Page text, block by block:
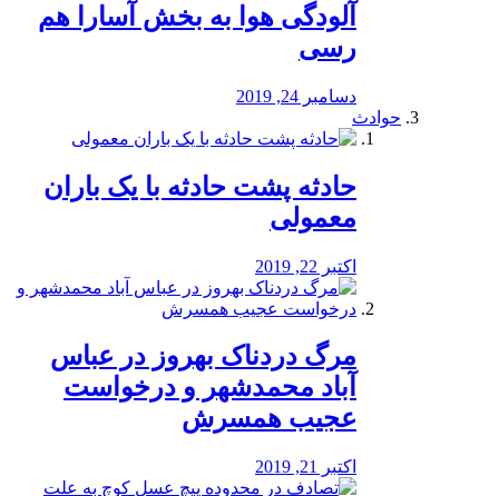
آلودگی هوا به بخش آسارا هم
رسی
دسامبر 24, 2019
حوادث
️حادثه پشت حادثه با یک باران
معمولی
اکتبر 22, 2019
مرگ دردناک بهروز در عباس
آباد محمدشهر و درخواست
عجیب همسرش
اکتبر 21, 2019